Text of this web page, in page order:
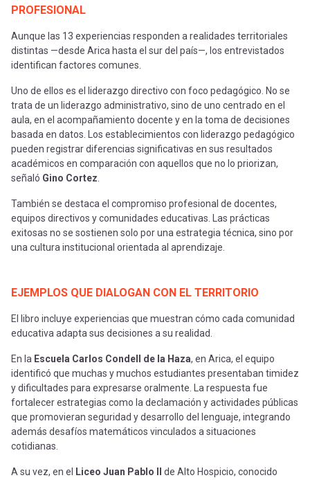
PROFESIONAL
Aunque las 13 experiencias responden a realidades territoriales
distintas —desde Arica hasta el sur del país—, los entrevistados
identifican factores comunes.
Uno de ellos es el liderazgo directivo con foco pedagógico. No se
trata de un liderazgo administrativo, sino de uno centrado en el
aula, en el acompañamiento docente y en la toma de decisiones
basada en datos. Los establecimientos con liderazgo pedagógico
pueden registrar diferencias significativas en sus resultados
académicos en comparación con aquellos que no lo priorizan,
señaló Gino Cortez
También se destaca el compromiso profesional de docentes,
equipos directivos y comunidades educativas. Las prácticas
exitosas no se sostienen solo por una estrategia técnica, sino por
una cultura institucional orientada al aprendizaje.
EJEMPLOS QUE DIALOGAN CON EL TERRITORIO
El libro incluye experiencias que muestran cómo cada comunidad
educativa adapta sus decisiones a su realidad.
En la Escuela Carlos Condell de la Haza, en Arica, el equipo
identificó que muchas y muchos estudiantes presentaban timidez
y dificultades para expresarse oralmente. La respuesta fue
fortalecer estrategias como la declamación y actividades públicas
que promovieran seguridad y desarrollo del lenguaje, integrando
además desafíos matemáticos vinculados a situaciones
cotidianas.
A su vez, en el Liceo Juan Pablo II
de Alto Hospicio, conocido